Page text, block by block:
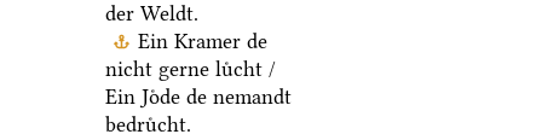
der Weldt.
Ein Kramer de
nicht gerne luͤcht /
Ein Joͤde de nemandt
bedruͤcht.